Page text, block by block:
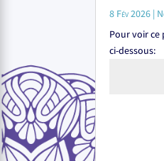
8 Fév 2026 |
Pour voir ce
ci-dessous: